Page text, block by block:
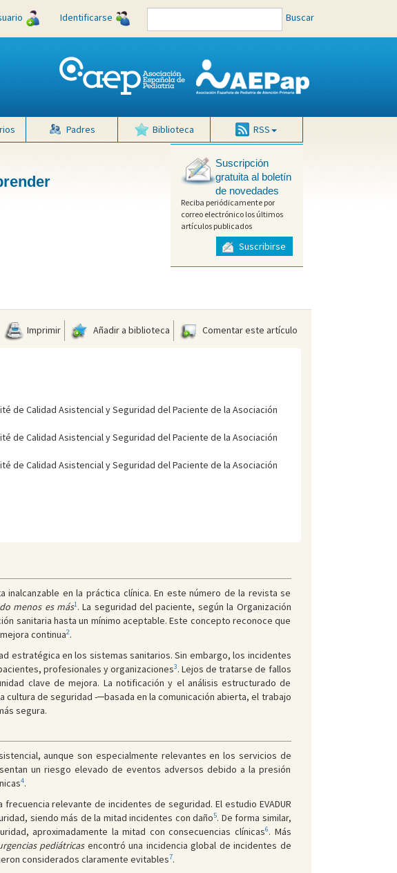
Identificarse Buscar
Padres Biblioteca RSS
Suscripción
gratuita al boletín
de novedades
Reciba periódicamente por
correo electrónico los últimos
artículos publicados
Suscribirse
Imprimir Añadir a biblioteca Comentar este artículo
de Calidad Asistencial y Seguridad del Paciente de la Asociación
de Calidad Asistencial y Seguridad del Paciente de la Asociación
de Calidad Asistencial y Seguridad del Paciente de la Asociación
en la práctica clínica. En este número de la revista se
menos es más1. La seguridad del paciente, según la Organización
sanitaria hasta un mínimo aceptable. Este concepto reconoce que
continua2.
estratégica en los sistemas sanitarios. Sin embargo, los incidentes
profesionales y organizaciones3. Lejos de tratarse de fallos
clave de mejora. La notificación y el análisis estructurado de
cultura de seguridad -─basada en la comunicación abierta, el trabajo
segura.
aunque son especialmente relevantes en los servicios de
un riesgo elevado de eventos adversos debido a la presión
4.
relevante de incidentes de seguridad. El estudio EVADUR
siendo más de la mitad incidentes con daño5. De forma similar,
aproximadamente la mitad con consecuencias clínicas6. Más
pediátricasencontró una incidencia global de incidentes de
considerados claramente evitables7.